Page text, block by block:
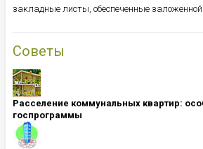
закладные листы, обеспеченные
Советы
Расселение коммунальных квартир:
госпрограммы